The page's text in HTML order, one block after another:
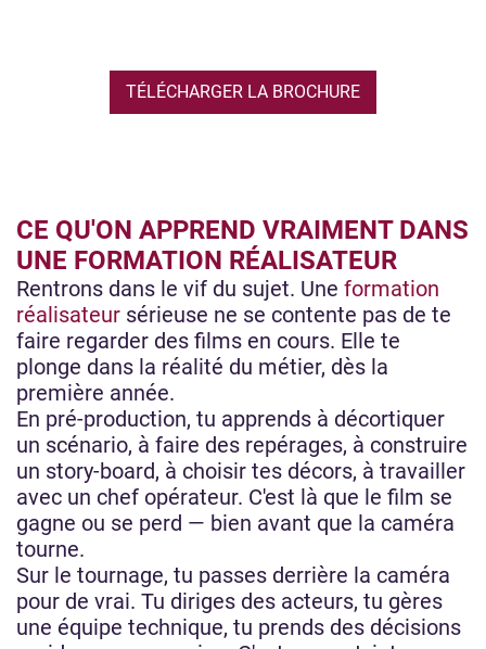
TÉLÉCHARGER LA BROCHURE
CE QU'ON APPREND VRAIMENT DANS
UNE FORMATION RÉALISATEUR
Rentrons dans le vif du sujet. Une formation
réalisateur sérieuse ne se contente pas de te
faire regarder des films en cours. Elle te
plonge dans la réalité du métier, dès la
première année.
En pré-production, tu apprends à décortiquer
un scénario, à faire des repérages, à construire
un story-board, à choisir tes décors, à travailler
avec un chef opérateur. C'est là que le film se
gagne ou se perd — bien avant que la caméra
tourne.
Sur le tournage, tu passes derrière la caméra
pour de vrai. Tu diriges des acteurs, tu gères
une équipe technique, tu prends des décisions